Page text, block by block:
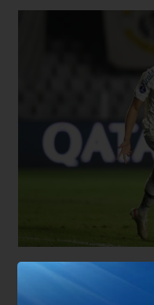
Cabe remarcar que